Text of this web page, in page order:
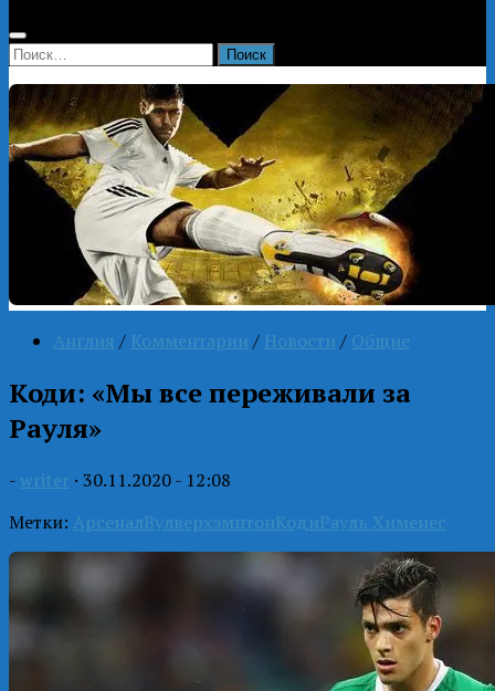
Найти:
Англия / Комментарии / Новости / Общие
Коди: «Мы все переживали за
Рауля»
- writer · 30.11.2020 - 12:08
Метки: АрсеналВулверхэмптонКодиРауль Хименес